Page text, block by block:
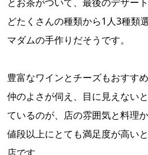
どたくさんの種類から1人3種類
マダムの手作りだそうです。
豊富なワインとチーズもおすす
仲のよさが伺え、目に見えない
ているのが、店の雰囲気と料理
値段以上にとても満足度が高い